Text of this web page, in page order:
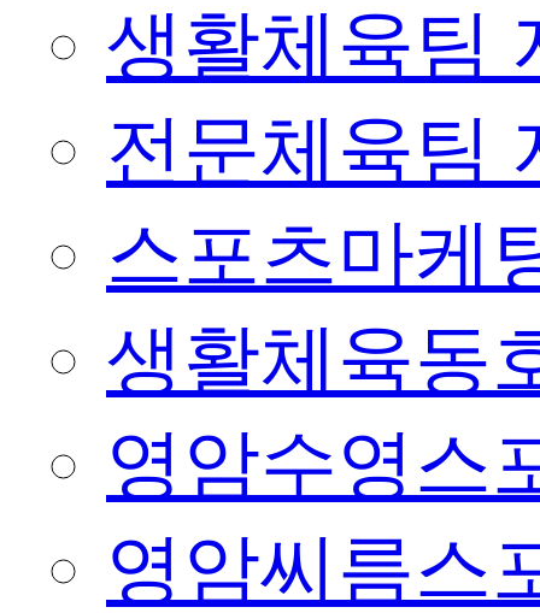
생활체육팀
전문체육팀
스포츠마케
생활체육동
영암수영스
영암씨름스